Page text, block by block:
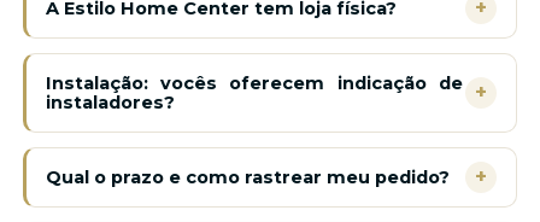
A Estilo Home Center tem loja física? +
Instalação: vocês oferecem indicação de
instaladores?
+
Qual o prazo e como rastrear meu pedido? +